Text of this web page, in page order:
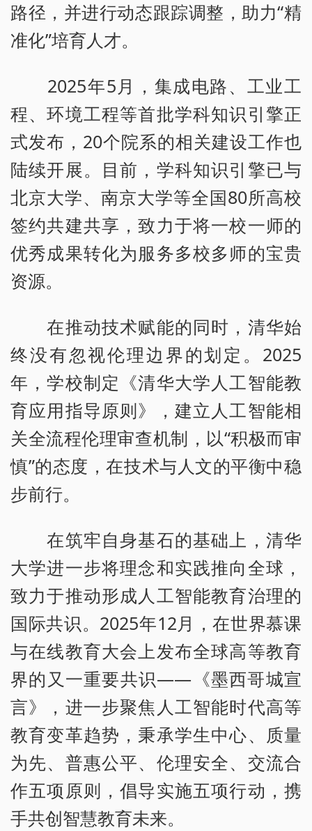
路径，并进行动态跟踪调整，助力“精
准化”培育人才。
2025年5月，集成电路、工业工
程、环境工程等首批学科知识引擎正
式发布，20个院系的相关建设工作也
陆续开展。目前，学科知识引擎已与
北京大学、南京大学等全国80所高校
签约共建共享，致力于将一校一师的
优秀成果转化为服务多校多师的宝贵
资源。
在推动技术赋能的同时，清华始
终没有忽视伦理边界的划定。2025
年，学校制定《清华大学人工智能教
育应用指导原则》，建立人工智能相
关全流程伦理审查机制，以“积极而审
慎”的态度，在技术与人文的平衡中稳
步前行。
在筑牢自身基石的基础上，清华
大学进一步将理念和实践推向全球，
致力于推动形成人工智能教育治理的
国际共识。2025年12月，在世界慕课
与在线教育大会上发布全球高等教育
界的又一重要共识——《墨西哥城宣
言》，进一步聚焦人工智能时代高等
教育变革趋势，秉承学生中心、质量
为先、普惠公平、伦理安全、交流合
作五项原则，倡导实施五项行动，携
手共创智慧教育未来。